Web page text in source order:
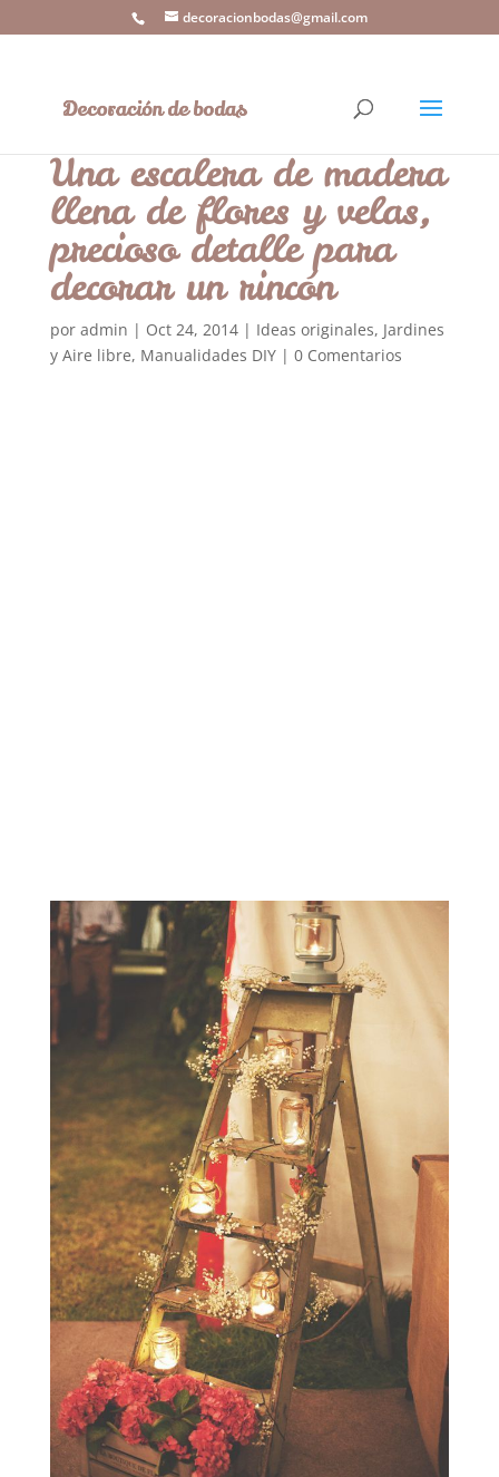
decoracionbodas@gmail.com
Una escalera de madera
llena de flores y velas,
precioso detalle para
decorar un rincón
por admin | Oct 24, 2014| Ideas originales, Jardines
y Aire libre, Manualidades DIY| 0 Comentarios